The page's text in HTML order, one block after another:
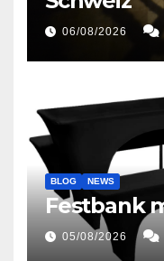
06/08/2026
BLOG NEWS
Festbank
05/08/2026